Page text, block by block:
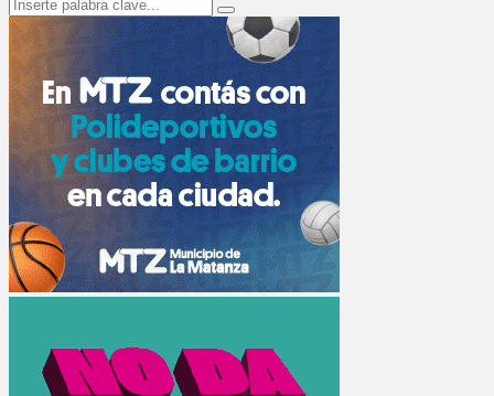
for:
Search